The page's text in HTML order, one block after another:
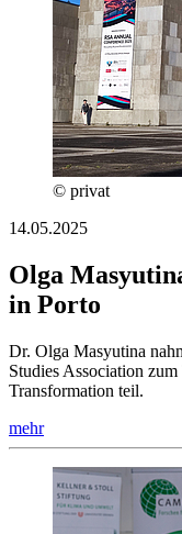
© privat
14.05.2025
Olga
in Porto
Dr. Olga Masyutina
Studies Association
Transformation teil.
mehr